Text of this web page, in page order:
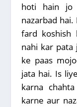
hoti hain jo
nazarbad
fard koshish
nahi kar pata
ke paas
jata hai. Is
karna
karne aur